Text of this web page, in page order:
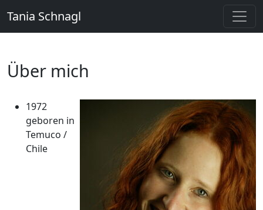
Tania Schnagl
Über mich
1972
geboren in
Temuco /
Chile